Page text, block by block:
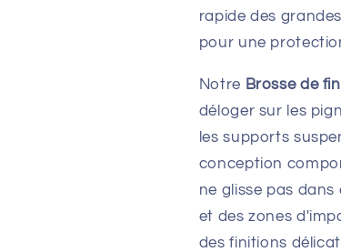
rapide des
pour une
Notre Brosse de
déloger sur les
les supports
conception
ne glisse pas
et des zones
des finitions